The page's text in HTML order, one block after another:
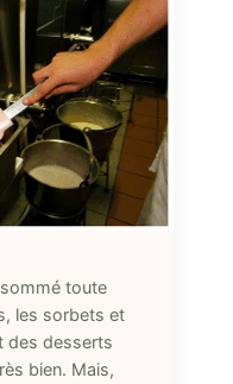
toute
les sorbets et
des desserts
bien. Mais,